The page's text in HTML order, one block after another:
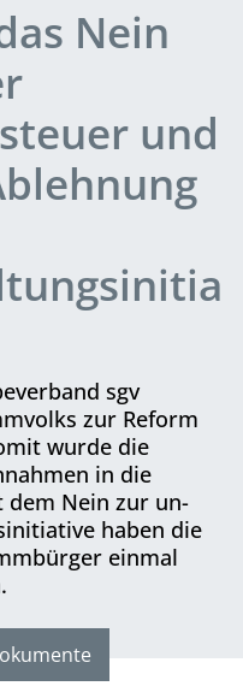
Nein
und
sgv
zur Reform
wurde die
in die
dem Nein zur un­
haben die
einmal